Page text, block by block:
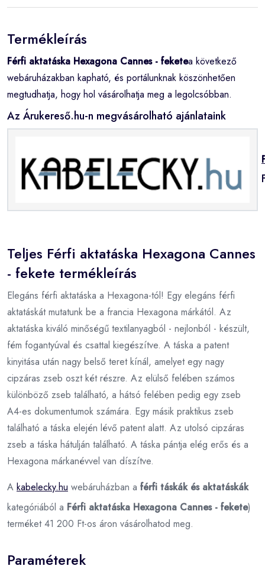
Termékleírás
Férfi aktatáska Hexagona Cannes - feketea következő
webáruházakban kapható, és portálunknak köszönhetően
megtudhatja, hogy hol vásárolhatja meg a legolcsóbban.
Az Árukereső.hu-n megvásárolható ajánlataink
Teljes Férfi aktatáska Hexagona Cannes
- fekete termékleírás
Elegáns férfi aktatáska a Hexagona-tól! Egy elegáns férfi
aktatáskát mutatunk be a francia Hexagona márkától. Az
aktatáska kiváló minőségű textilanyagból - nejlonból - készült,
fém fogantyúval és csattal kiegészítve. A táska a patent
kinyitása után nagy belső teret kínál, amelyet egy nagy
cipzáras zseb oszt két részre. Az elülső felében számos
különböző zseb található, a hátsó felében pedig egy zseb
A4-es dokumentumok számára. Egy másik praktikus zseb
található a táska elején lévő patent alatt. Az utolsó cipzáras
zseb a táska hátulján található. A táska pántja elég erős és a
Hexagona márkanévvel van díszítve.
A kabelecky.hu webáruházban a férfi táskák és aktatáskák
kategóriából a Férfi aktatáska Hexagona Cannes - fekete)
terméket 41 200 Ft-os áron vásárolhatod meg.
Paraméterek